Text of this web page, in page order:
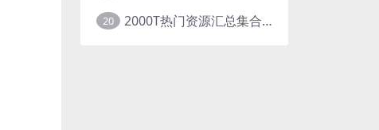
20 2000T热门资源汇总集合展示